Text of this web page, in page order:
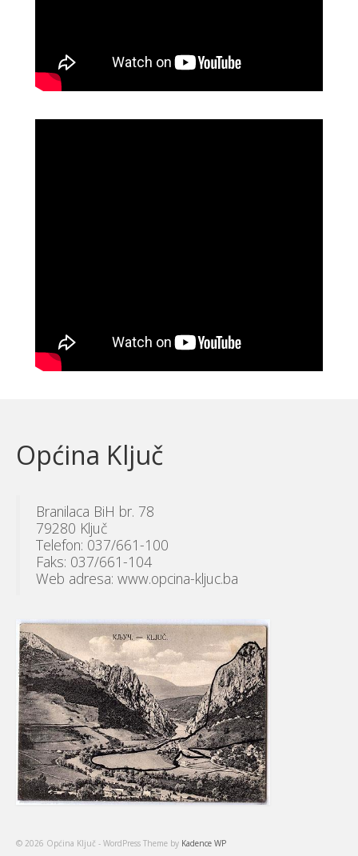
Općina Ključ
Branilaca BiH br. 78
79280 Ključ
Telefon: 037/661-100
Faks: 037/661-104
Web adresa: www.opcina-kljuc.ba
© 2026 Općina Ključ - WordPress Theme by Kadence WP